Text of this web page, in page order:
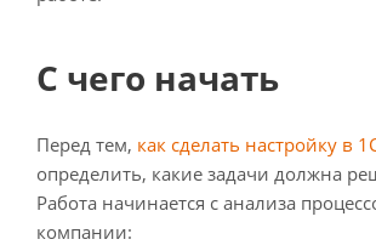
С чего начать
Перед тем, как сделать настройку в
определить, какие задачи должна
Работа начинается с анализа
компании: